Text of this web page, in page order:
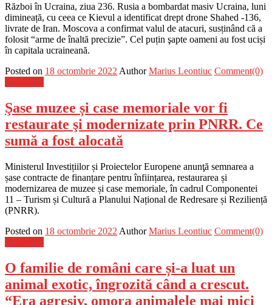
Război în Ucraina, ziua 236. Rusia a bombardat masiv Ucraina, luni
dimineață, cu ceea ce Kievul a identificat drept drone Shahed -136,
livrate de Iran. Moscova a confirmat valul de atacuri, susținând că a
folosit “arme de înaltă precizie”. Cel puțin şapte oameni au fost uciși
în capitala ucraineană.
Posted on 18 octombrie 2022 Author Marius Leontiuc Comment(0)
Şase muzee și case memoriale vor fi
restaurate şi modernizate prin PNRR. Ce
sumă a fost alocată
Ministerul Investițiilor și Proiectelor Europene anunţă semnarea a
șase contracte de finanțare pentru înființarea, restaurarea și
modernizarea de muzee și case memoriale, în cadrul Componentei
11 – Turism și Cultură a Planului Național de Redresare și Reziliență
(PNRR).
Posted on 18 octombrie 2022 Author Marius Leontiuc Comment(0)
O familie de români care și-a luat un
animal exotic, îngrozită când a crescut.
“Era agresiv, omora animalele mai mici